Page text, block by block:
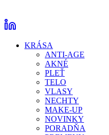
KRÁSA
ANTI-AGE
AKNÉ
PLEŤ
TELO
VLASY
NECHTY
MAKE-UP
NOVINKY
PORADŇA